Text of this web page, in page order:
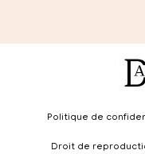
Politique de
Droit de